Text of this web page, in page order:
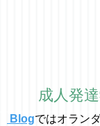
成人発
Blogではオラ ン